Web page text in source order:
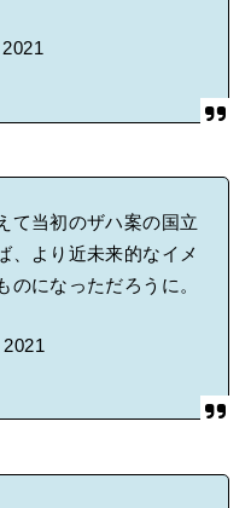
て当初のザハ案の国立
、より近未来的なイメ
のになっただろうに。